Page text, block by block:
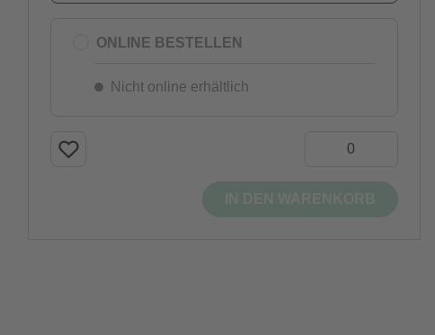
ONLINE BESTELLEN
Nicht online erhältlich